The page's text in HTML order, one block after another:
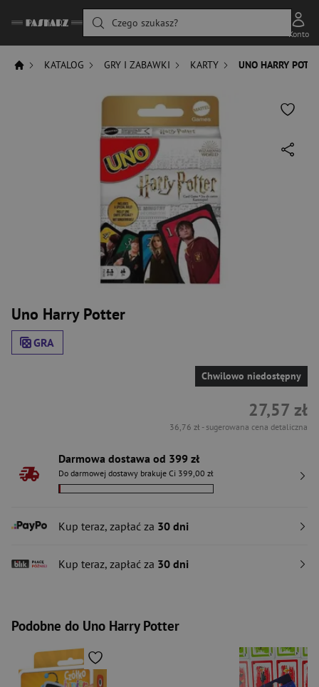
Czego szukasz?
Konto
KATALOG GRY I ZABAWKI KARTY UNO HARRY
Uno Harry Potter
GRA
Chwilowo niedostępny
27,57 zł
36,76 zł - sugerowana cena detaliczna
Darmowa dostawa od 399 zł
Do darmowej dostawy brakuje Ci 399,00 zł
Kup teraz, zapłać za 30 dni
Kup teraz, zapłać za 30 dni
Podobne do Uno Harry Potter